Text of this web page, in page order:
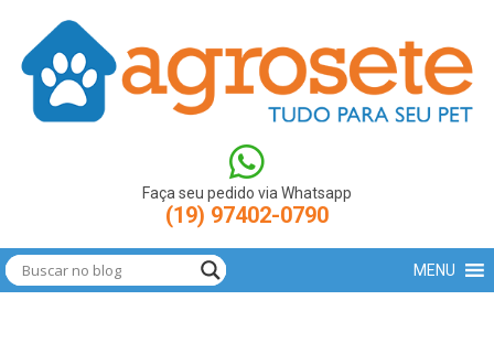
Date().getTime(),event:'gtm.js'});var
f=d.getElementsByTagName(s)[0],
j=d.createElement(s),dl=l!='dataLayer'?'&l='+l:'';j.async=true;j.src=
'https://www.googletagmanager.com/gtm.js?
id='+i+dl;f.parentNode.insertBefore(j,f); })
(window,document,'script','dataLayer','GTM-N9LBXCV');
Faça seu pedido via Whatsapp
(19) 97402-0790
MENU